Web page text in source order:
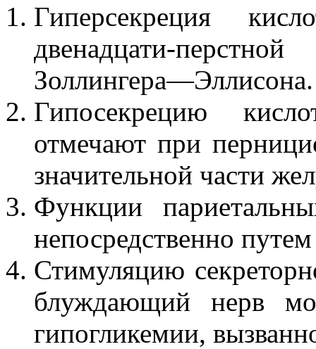
Гиперсекреция
двенадцати-
Золлингера—Эллисона.
Гипосекрецию
отмечают при
значительной части
Функции
непосредственно
Стимуляцию
блуждающий нерв
гипогликемии,